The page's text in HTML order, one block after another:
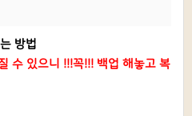
방법
수 있으니 !!!꼭!!! 백업 해놓고 복